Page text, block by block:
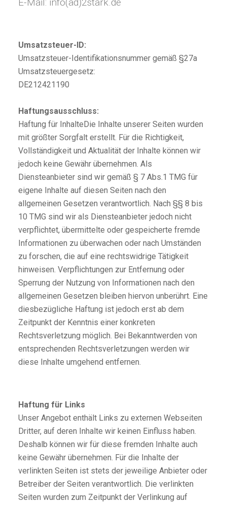
Umsatzsteuer-ID:
Umsatzsteuer-Identifikationsnummer gemäß §27a
Umsatzsteuergesetz:
DE212421190
Haftungsausschluss:
Haftung für InhalteDie Inhalte unserer Seiten wurden
mit größter Sorgfalt erstellt. Für die Richtigkeit,
Vollständigkeit und Aktualität der Inhalte können wir
jedoch keine Gewähr übernehmen. Als
Diensteanbieter sind wir gemäß § 7 Abs.1 TMG für
eigene Inhalte auf diesen Seiten nach den
allgemeinen Gesetzen verantwortlich. Nach §§ 8 bis
10 TMG sind wir als Diensteanbieter jedoch nicht
verpflichtet, übermittelte oder gespeicherte fremde
Informationen zu überwachen oder nach Umständen
zu forschen, die auf eine rechtswidrige Tätigkeit
hinweisen. Verpflichtungen zur Entfernung oder
Sperrung der Nutzung von Informationen nach den
allgemeinen Gesetzen bleiben hiervon unberührt. Eine
diesbezügliche Haftung ist jedoch erst ab dem
Zeitpunkt der Kenntnis einer konkreten
Rechtsverletzung möglich. Bei Bekanntwerden von
entsprechenden Rechtsverletzungen werden wir
diese Inhalte umgehend entfernen.
Haftung für Links
Unser Angebot enthält Links zu externen Webseiten
Dritter, auf deren Inhalte wir keinen Einfluss haben.
Deshalb können wir für diese fremden Inhalte auch
keine Gewähr übernehmen. Für die Inhalte der
verlinkten Seiten ist stets der jeweilige Anbieter oder
Betreiber der Seiten verantwortlich. Die verlinkten
Seiten wurden zum Zeitpunkt der Verlinkung auf